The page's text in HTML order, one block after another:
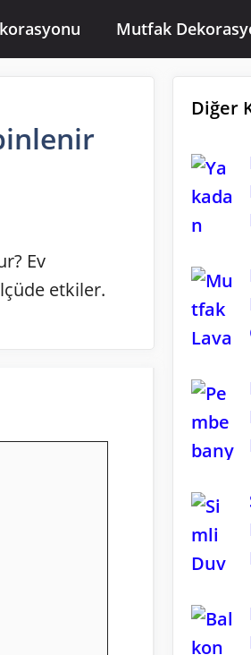
Mutfak
Ev
etkiler.
Diğer